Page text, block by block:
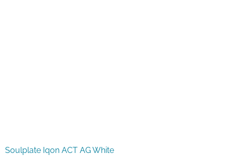
Soulplate Iqon ACT AG White